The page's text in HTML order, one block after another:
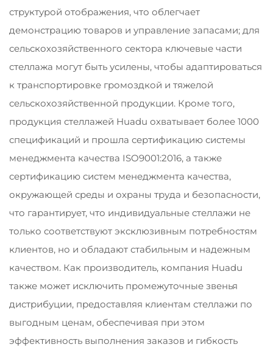
структурой отображения, что облегчает
демонстрацию товаров и управление запасами; для
сельскохозяйственного сектора ключевые части
стеллажа могут быть усилены, чтобы адаптироваться
к транспортировке громоздкой и тяжелой
сельскохозяйственной продукции. Кроме того,
продукция стеллажей Huadu охватывает более 1000
спецификаций и прошла сертификацию системы
менеджмента качества ISO9001:2016, а также
сертификацию систем менеджмента качества,
окружающей среды и охраны труда и безопасности,
что гарантирует, что индивидуальные стеллажи не
только соответствуют эксклюзивным потребностям
клиентов, но и обладают стабильным и надежным
качеством. Как производитель, компания Huadu
также может исключить промежуточные звенья
дистрибуции, предоставляя клиентам стеллажи по
выгодным ценам, обеспечивая при этом
эффективность выполнения заказов и гибкость